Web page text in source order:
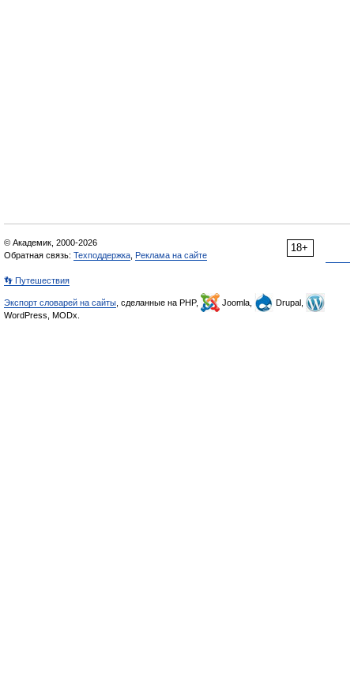
18+
© Академик, 2000-2026
Обратная связь: Техподдержка Реклама на сайте
👣 Путешествия
Экспорт словарей на сайты , сделанные на PHP, Joomla,
Drupal,
WordPress, MODx.